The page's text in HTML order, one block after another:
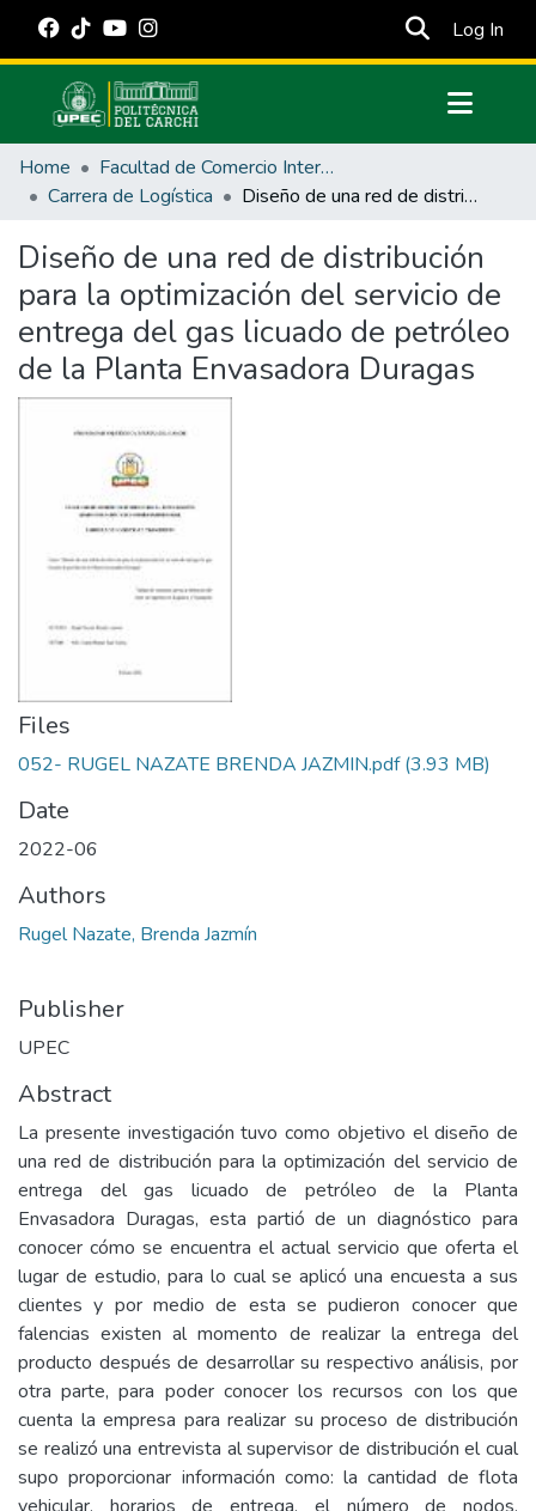
Log In
Communities & Collections
All of DSpace
Estadísticas Externas
Manuales
Home
Facultad de Comercio Internacional, Integración, Administración y Economía Empresarial
Carrera de Logística
Diseño de una red de distribución para la optimización del servicio de entrega del gas licuado de petróleo de la Planta Envasadora Duragas
Diseño de una red de distribución
para la optimización del servicio de
entrega del gas licuado de petróleo
de la Planta Envasadora Duragas
Files
052- RUGEL NAZATE BRENDA JAZMIN.pdf(3.93 MB)
Date
2022-06
Authors
Rugel Nazate, Brenda Jazmín
Publisher
UPEC
Abstract
La presente investigación tuvo como objetivo el diseño de
una red de distribución para la optimización del servicio de
entrega del gas licuado de petróleo de la Planta
Envasadora Duragas, esta partió de un diagnóstico para
conocer cómo se encuentra el actual servicio que oferta el
lugar de estudio, para lo cual se aplicó una encuesta a sus
clientes y por medio de esta se pudieron conocer que
falencias existen al momento de realizar la entrega del
producto después de desarrollar su respectivo análisis, por
otra parte, para poder conocer los recursos con los que
cuenta la empresa para realizar su proceso de distribución
se realizó una entrevista al supervisor de distribución el cual
supo proporcionar información como: la cantidad de flota